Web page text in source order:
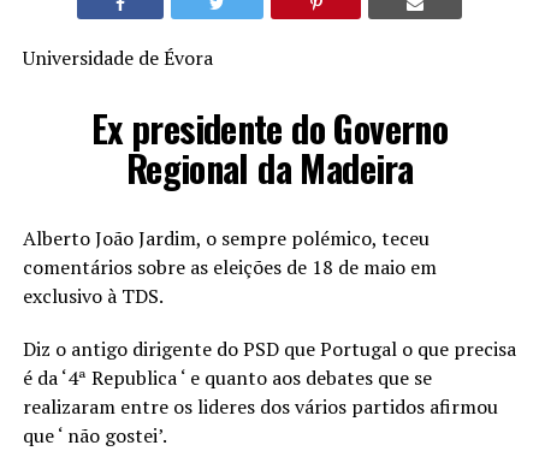
Universidade de Évora
Ex presidente do Governo
Regional da Madeira
Alberto João Jardim, o sempre polémico, teceu
comentários sobre as eleições de 18 de maio em
exclusivo à TDS.
Diz o antigo dirigente do PSD que Portugal o que precisa
é da ‘4ª Republica ‘ e quanto aos debates que se
realizaram entre os lideres dos vários partidos afirmou
que ‘ não gostei’.